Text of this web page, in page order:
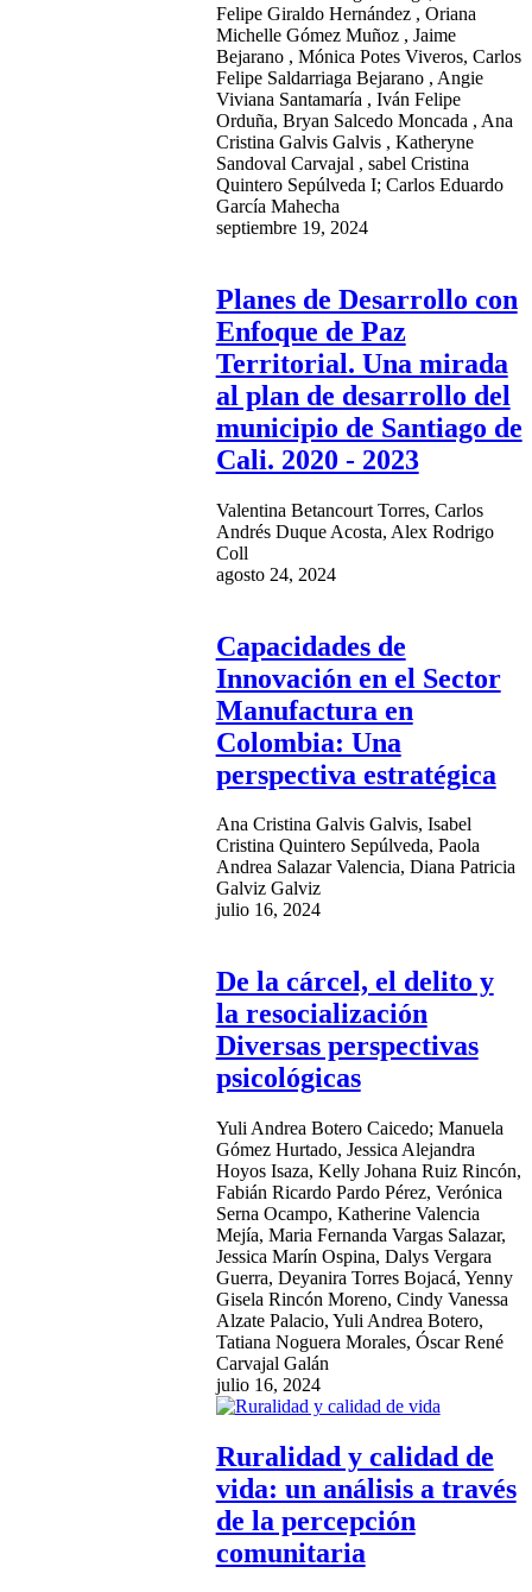
Felipe Giraldo Hernández , Oriana
Michelle Gómez Muñoz , Jaime
Bejarano , Mónica Potes Viveros, Carlos
Felipe Saldarriaga Bejarano , Angie
Viviana Santamaría , Iván Felipe
Orduña, Bryan Salcedo Moncada , Ana
Cristina Galvis Galvis , Katheryne
Sandoval Carvajal , sabel Cristina
Quintero Sepúlveda I; Carlos Eduardo
García Mahecha
septiembre 19, 2024
Planes de Desarrollo con
Enfoque de Paz
Territorial. Una mirada
al plan de desarrollo del
municipio de Santiago de
Cali. 2020 - 2023
Valentina Betancourt Torres, Carlos
Andrés Duque Acosta, Alex Rodrigo
Coll
agosto 24, 2024
Capacidades de
Innovación en el Sector
Manufactura en
Colombia: Una
perspectiva estratégica
Ana Cristina Galvis Galvis, Isabel
Cristina Quintero Sepúlveda, Paola
Andrea Salazar Valencia, Diana Patricia
Galviz Galviz
julio 16, 2024
De la cárcel, el delito y
la resocialización
Diversas perspectivas
psicológicas
Yuli Andrea Botero Caicedo; Manuela
Gómez Hurtado, Jessica Alejandra
Hoyos Isaza, Kelly Johana Ruiz Rincón,
Fabián Ricardo Pardo Pérez, Verónica
Serna Ocampo, Katherine Valencia
Mejía, Maria Fernanda Vargas Salazar,
Jessica Marín Ospina, Dalys Vergara
Guerra, Deyanira Torres Bojacá, Yenny
Gisela Rincón Moreno, Cindy Vanessa
Alzate Palacio, Yuli Andrea Botero,
Tatiana Noguera Morales, Óscar René
Carvajal Galán
julio 16, 2024
Ruralidad y calidad de
vida: un análisis a través
de la percepción
comunitaria